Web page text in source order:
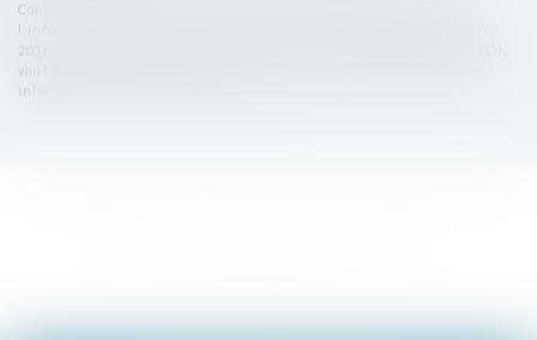
Conformément à la loi n°78-17 du 6 janvier 1978 modifiée relative à
l'informatique, aux fichiers et aux libertés, et au règlement européen
2016/679, dit Règlement Général sur la Protection des Données (RGPD),
vous disposez d'un droit d'accès, de rectification, de suppression des
informations qui vous concernent.